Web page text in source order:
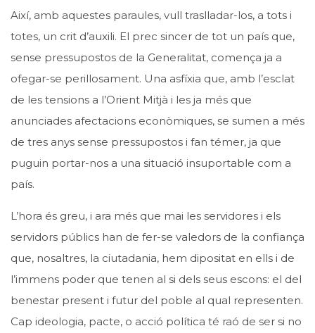
Així, amb aquestes paraules, vull traslladar-los, a tots i
totes, un crit d’auxili. El prec sincer de tot un país que,
sense pressupostos de la Generalitat, comença ja a
ofegar-se perillosament. Una asfíxia que, amb l’esclat
de les tensions a l’Orient Mitjà i les ja més que
anunciades afectacions econòmiques, se sumen a més
de tres anys sense pressupostos i fan témer, ja que
puguin portar-nos a una situació insuportable com a
país.
L’hora és greu, i ara més que mai les servidores i els
servidors públics han de fer-se valedors de la confiança
que, nosaltres, la ciutadania, hem dipositat en ells i de
l’immens poder que tenen al si dels seus escons: el del
benestar present i futur del poble al qual representen.
Cap ideologia, pacte, o acció política té raó de ser si no